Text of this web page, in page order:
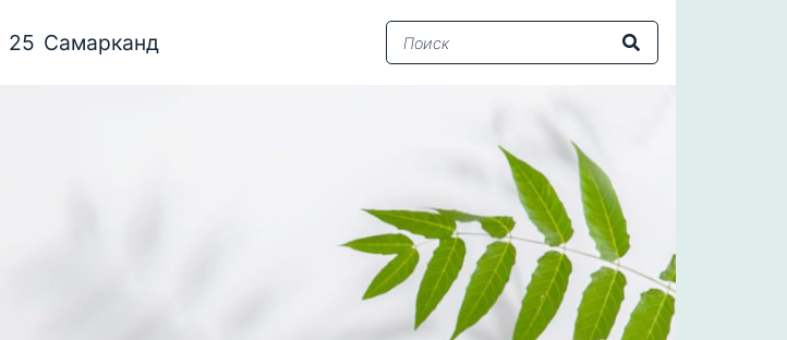
25 Самарканд